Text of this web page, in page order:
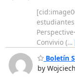
Convivio (…
Boletín
by